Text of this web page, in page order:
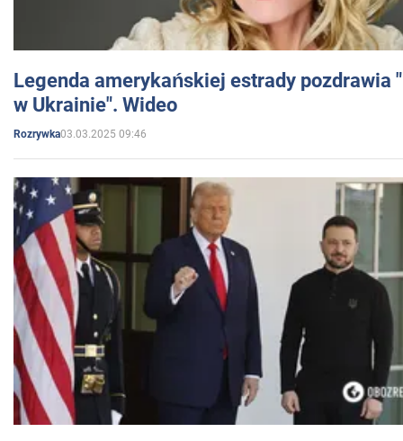
Legenda amerykańskiej estrady pozdrawia
w Ukrainie". Wideo
Rozrywka03.03.2025 09:46